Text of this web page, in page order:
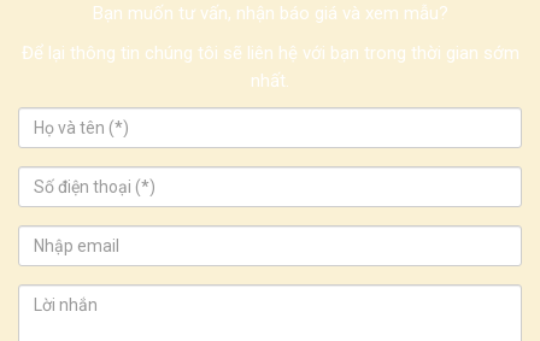
Bạn muốn tư vấn, nhận báo giá và xem mẫu?
Để lại thông tin chúng tôi sẽ liên hệ với bạn trong thời gian sớm
nhất.